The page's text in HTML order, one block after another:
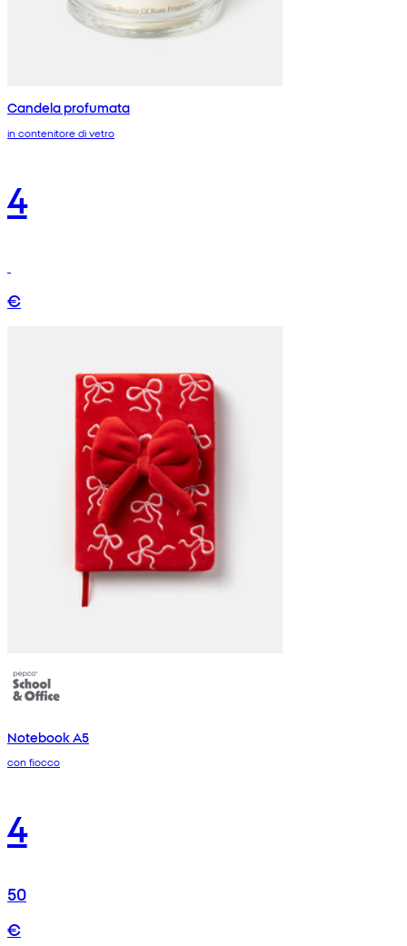
Candela profumata
in contenitore di vetro
4
€
Notebook A5
con fiocco
4
50
€